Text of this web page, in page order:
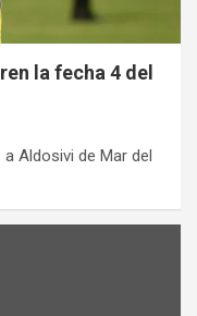
la fecha 4 del
Aldosivi de Mar del